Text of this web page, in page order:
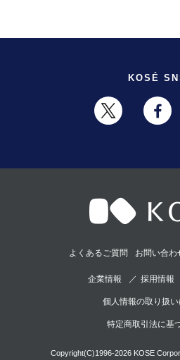
KOSÉ
よくあるご質問 お問い合わ
企業情報 採用情報
個人情報の取り扱
特定商取引法に基
Copyright(C)1996-2026 KOSE